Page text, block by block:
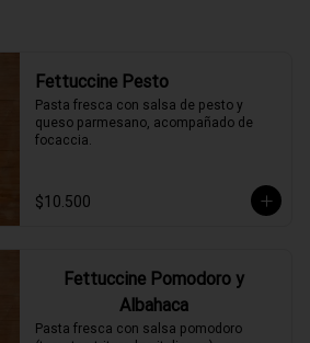
Fettuccine Pesto
Pasta fresca con salsa de pesto y
queso parmesano, acompañado de
focaccia.
$10.500
Fettuccine Pomodoro y
Albahaca
Pasta fresca con salsa pomodoro